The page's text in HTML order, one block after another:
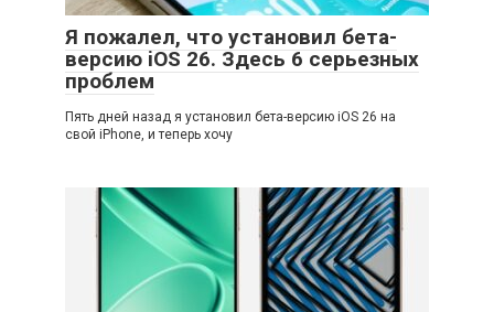
Я пожалел, что установил бета-
версию iOS 26. Здесь 6 серьезных
проблем
Пять дней назад я установил бета-версию iOS 26 на
свой iPhone, и теперь хочу